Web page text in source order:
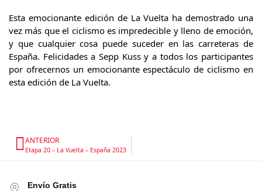
Esta emocionante edición de La Vuelta ha demostrado una
vez más que el ciclismo es impredecible y lleno de emoción,
y que cualquier cosa puede suceder en las carreteras de
España. Felicidades a Sepp Kuss y a todos los participantes
por ofrecernos un emocionante espectáculo de ciclismo en
esta edición de La Vuelta.
ANTERIOR
Etapa 20 – La Vuelta – España 2023
Envío Gratis